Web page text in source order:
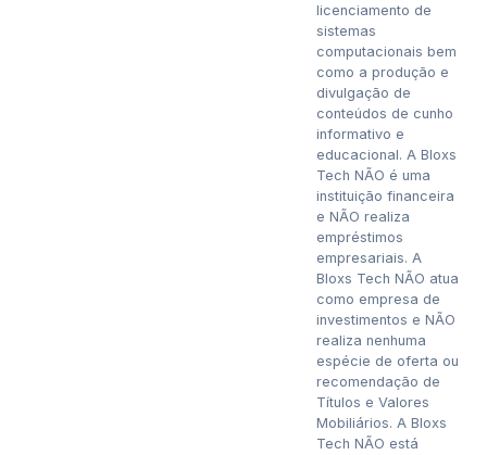
licenciamento de
sistemas
computacionais bem
como a produção e
divulgação de
conteúdos de cunho
informativo e
educacional. A Bloxs
Tech NÃO é uma
instituição financeira
e NÃO realiza
empréstimos
empresariais. A
Bloxs Tech NÃO atua
como empresa de
investimentos e NÃO
realiza nenhuma
espécie de oferta ou
recomendação de
Títulos e Valores
Mobiliários. A Bloxs
Tech NÃO está